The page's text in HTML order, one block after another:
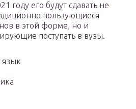
году его будут сдавать не
пользующиеся
в этой форме, но и
поступать в вузы.
язык